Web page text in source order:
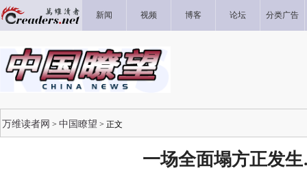
新闻 视频 博客 论坛 分类广告
万维读者网 > 中国瞭望 > 正文
一场全面塌方正发